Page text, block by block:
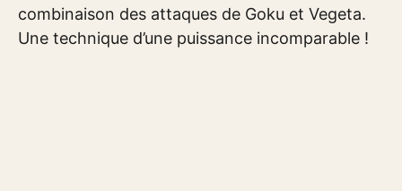
combinaison des attaques de Goku et Vegeta.
Une technique d’une puissance incomparable !